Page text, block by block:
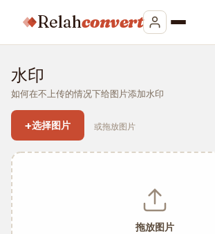
Relahconvert
水印
如何在不上传的情况下给图片添加水印
+选择图片 或拖放图片
拖放图片